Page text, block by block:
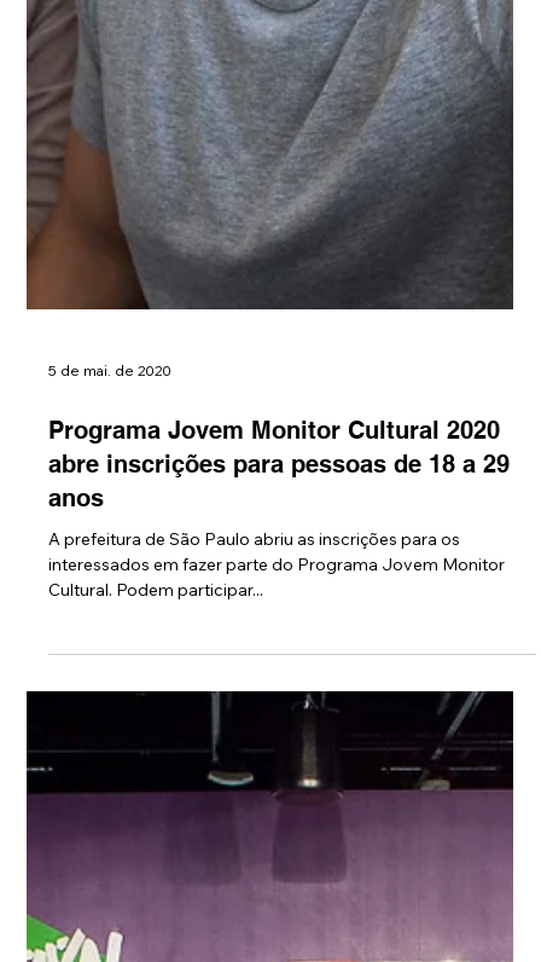
5 de mai. de 2020
Programa Jovem Monitor Cultural 2020
abre inscrições para pessoas de 18 a 29
anos
A prefeitura de São Paulo abriu as inscrições para os
Cultural. Podem participar...